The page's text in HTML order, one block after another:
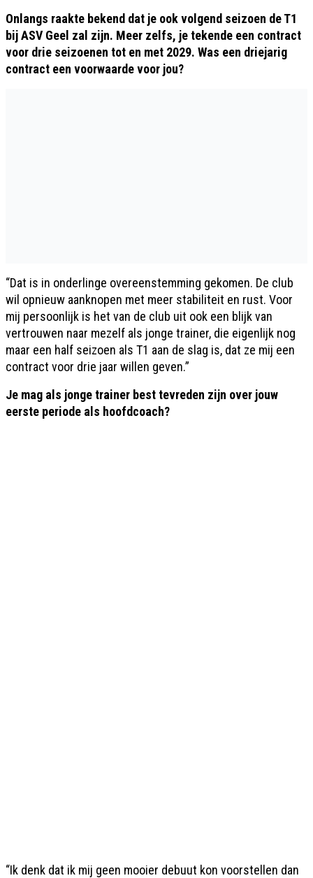
Onlangs raakte bekend dat je ook volgend seizoen de T1
bij ASV Geel zal zijn. Meer zelfs, je tekende een contract
voor drie seizoenen tot en met 2029. Was een driejarig
contract een voorwaarde voor jou?
“Dat is in onderlinge overeenstemming gekomen. De club
wil opnieuw aanknopen met meer stabiliteit en rust. Voor
mij persoonlijk is het van de club uit ook een blijk van
vertrouwen naar mezelf als jonge trainer, die eigenlijk nog
maar een half seizoen als T1 aan de slag is, dat ze mij een
contract voor drie jaar willen geven.”
Je mag als jonge trainer best tevreden zijn over jouw
eerste periode als hoofdcoach?
“Ik denk dat ik mij geen mooier debuut kon voorstellen dan